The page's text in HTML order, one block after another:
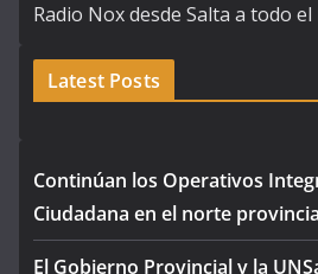
Radio Nox desde Salta a todo
Latest Posts
Continúan los Operativos
Ciudadana en el norte
El Gobierno Provincial y la